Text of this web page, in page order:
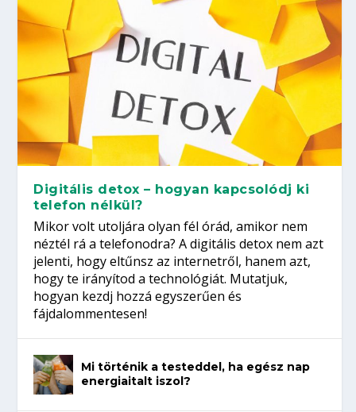
Digitális detox – hogyan kapcsolódj ki
telefon nélkül?
Mikor volt utoljára olyan fél órád, amikor nem
néztél rá a telefonodra? A digitális detox nem azt
jelenti, hogy eltűnsz az internetről, hanem azt,
hogy te irányítod a technológiát. Mutatjuk,
hogyan kezdj hozzá egyszerűen és
fájdalommentesen!
Mi történik a testeddel, ha egész nap
energiaitalt iszol?